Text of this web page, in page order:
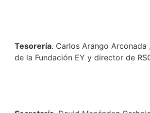
Tesorería. Carlos Arango
de la Fundación EY y director de